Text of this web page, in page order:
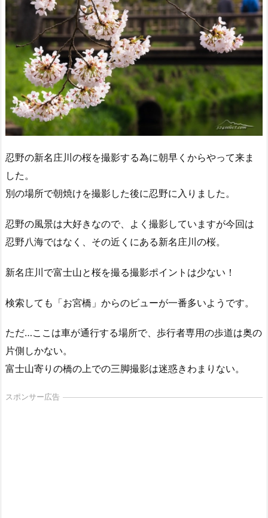
忍野の新名庄川の桜を撮影する為に朝早くからやって来ま
した。
別の場所で朝焼けを撮影した後に忍野に入りました。
忍野の風景は大好きなので、よく撮影していますが今回は
忍野八海ではなく、その近くにある新名庄川の桜。
新名庄川で富士山と桜を撮る撮影ポイントは少ない！
検索しても「お宮橋」からのビューが一番多いようです。
ただ…ここは車が通行する場所で、歩行者専用の歩道は奥の
片側しかない。
富士山寄りの橋の上での三脚撮影は迷惑きわまりない。
スポンサー広告